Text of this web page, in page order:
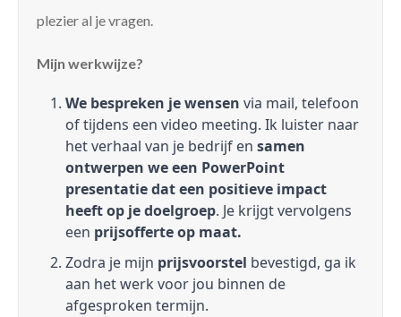
plezier al je vragen.
Mijn werkwijze?
We bespreken je wensen via mail, telefoon
of tijdens een video meeting. Ik luister naar
het verhaal van je bedrijf en samen
ontwerpen we een PowerPoint
presentatie dat een positieve impact
heeft op je doelgroep. Je krijgt vervolgens
een prijsofferte op maat.
Zodra je mijn prijsvoorstel bevestigd, ga ik
aan het werk voor jou binnen de
afgesproken termijn.